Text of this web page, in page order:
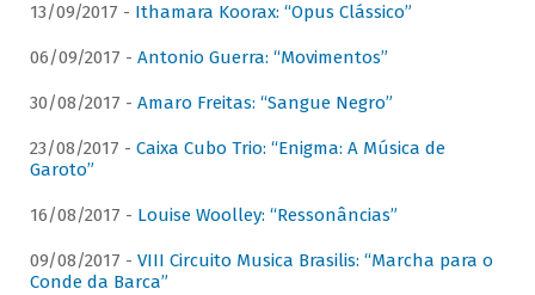
13/09/2017 - Ithamara Koorax: “Opus Clássico”
06/09/2017 - Antonio Guerra: “Movimentos”
30/08/2017 - Amaro Freitas: “Sangue Negro”
23/08/2017 - Caixa Cubo Trio: “Enigma: A Música de
Garoto”
16/08/2017 - Louise Woolley: “Ressonâncias”
09/08/2017 - VIII Circuito Musica Brasilis: “Marcha para o
Conde da Barca”